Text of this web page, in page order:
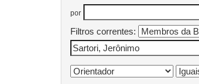
por
Filtros correntes: